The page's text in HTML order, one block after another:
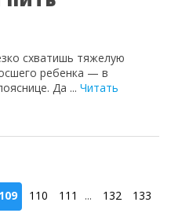
схватишь тяжелую
ребенка — в
Да ... Читать
109 110 111 ... 132 133